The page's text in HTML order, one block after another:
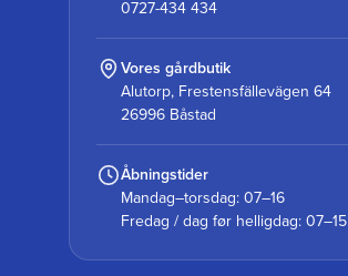
0727-434 434
Vores gårdbutik
Alutorp, Frestensfällevägen 64
26996 Båstad
Åbningstider
Mandag–torsdag: 07–16
Fredag / dag før helligdag: 07–15